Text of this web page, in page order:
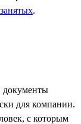
.
документы
для компании.
с которым